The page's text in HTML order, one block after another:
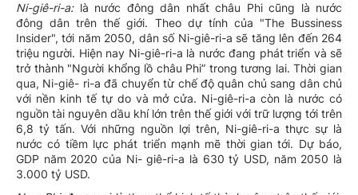
Ni-giê-ri-a: là nước đông dân nhất châu Phi cũng là nước
đông dân trên thế giới. Theo dự tính của "The Bussiness
Insider", tới năm 2050, dân số Ni-giê-ri-a sẽ tăng lên đến 264
triệu người. Hiện nay Ni-giê-ri-a là nước đang phát triển và sẽ
trở thành "Người khổng lồ châu Phi” trong tương lai. Thời gian
qua, Ni-giê- ri-a đã chuyển từ chế độ quân chủ sang dân chủ
với nền kinh tế tự do và mở cửa. Ni-giê-ri-a còn là nước có
nguồn tài nguyên dầu khí lớn trên thế giới với trữ lượng tới trên
6,8 tỷ tấn. Với những nguồn lợi trên, Ni-giê-ri-a thực sự là
nước có tiềm lực phát triển mạnh mẽ thời gian tới. Dự báo,
GDP năm 2020 của Ni- giê-ri-a là 630 tỷ USD, năm 2050 là
3.000 tỷ USD.